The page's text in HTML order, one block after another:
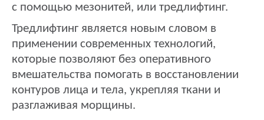
с помощью мезонитей, или тредлифтинг.
Тредлифтинг является новым словом в
применении современных технологий,
которые позволяют без оперативного
вмешательства помогать в восстановлении
контуров лица и тела, укрепляя ткани и
разглаживая морщины.